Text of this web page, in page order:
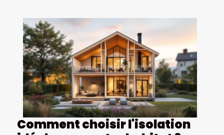
Comment choisir l'isolation